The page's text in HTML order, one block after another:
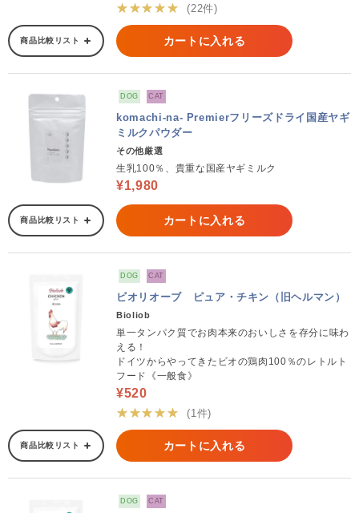
★★★★★
(22件)
商品比較リスト カートに入れる
DOG CAT
komachi-na- Premierフリーズドライ国産ヤギ
ミルクパウダー
その他厳選
生乳100％、貴重な国産ヤギミルク
¥1,980
商品比較リスト カートに入れる
DOG CAT
ビオリオーブ ピュア・チキン（旧ヘルマン）
Bioliob
単一タンパク質でお肉本来のおいしさを存分に味わ
える！
ドイツからやってきたビオの鶏肉100％のレトルト
フード《一般食》
¥520
★★★★★
(1件)
商品比較リスト カートに入れる
DOG CAT